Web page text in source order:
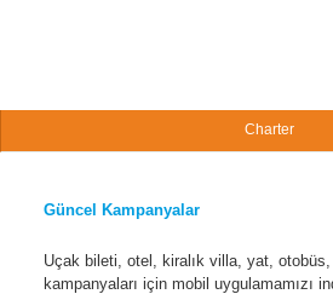
Charter
Güncel Kampanyalar
Uçak bileti, otel, kiralık villa, yat,
kampanyaları için mobil uygulamamızı